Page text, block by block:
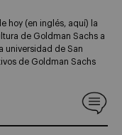
hoy (en inglés, aquí) la
de Goldman Sachs a
universidad de San
de Goldman Sachs